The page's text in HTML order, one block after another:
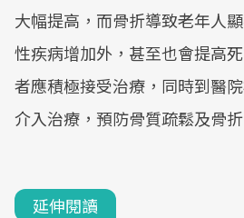
大幅提高，而骨折導致老年人
性疾病增加外，甚至也會提高
者應積極接受治療，同時到醫
介入治療，預防骨質疏鬆及骨折
延伸閱讀